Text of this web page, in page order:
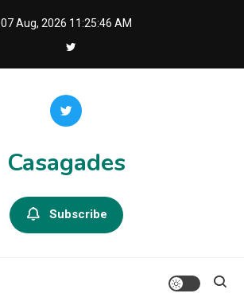
07 Aug, 2026 11:25:47 AM
Casagades
Subscribe